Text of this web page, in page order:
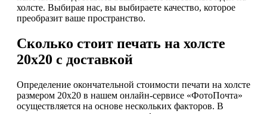
холсте. Выбирая нас, вы выбираете качество, которое
преобразит ваше пространство.
Сколько стоит печать на холсте
20х20 с доставкой
Определение окончательной стоимости печати на холсте
размером 20х20 в нашем онлайн-сервисе «ФотоПочта»
осуществляется на основе нескольких факторов. В